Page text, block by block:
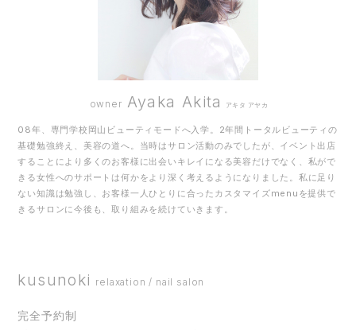
owner Ayaka Akita アキタ アヤカ
08年、専門学校岡山ビューティモードへ入学。2年間トータルビューティの
基礎勉強終え、美容の道へ。当時はサロン活動のみでしたが、イベント出店
することにより多くのお客様に出会いキレイになる美容だけでなく、私がで
きる女性へのサポートは何かをより深く考えるようになりました。私に足り
ない知識は勉強し、お客様一人ひとりに合ったカスタマイズmenuを提供で
きるサロンに今後も、取り組みを続けていきます。
kusunoki relaxation / nail salon
完全予約制